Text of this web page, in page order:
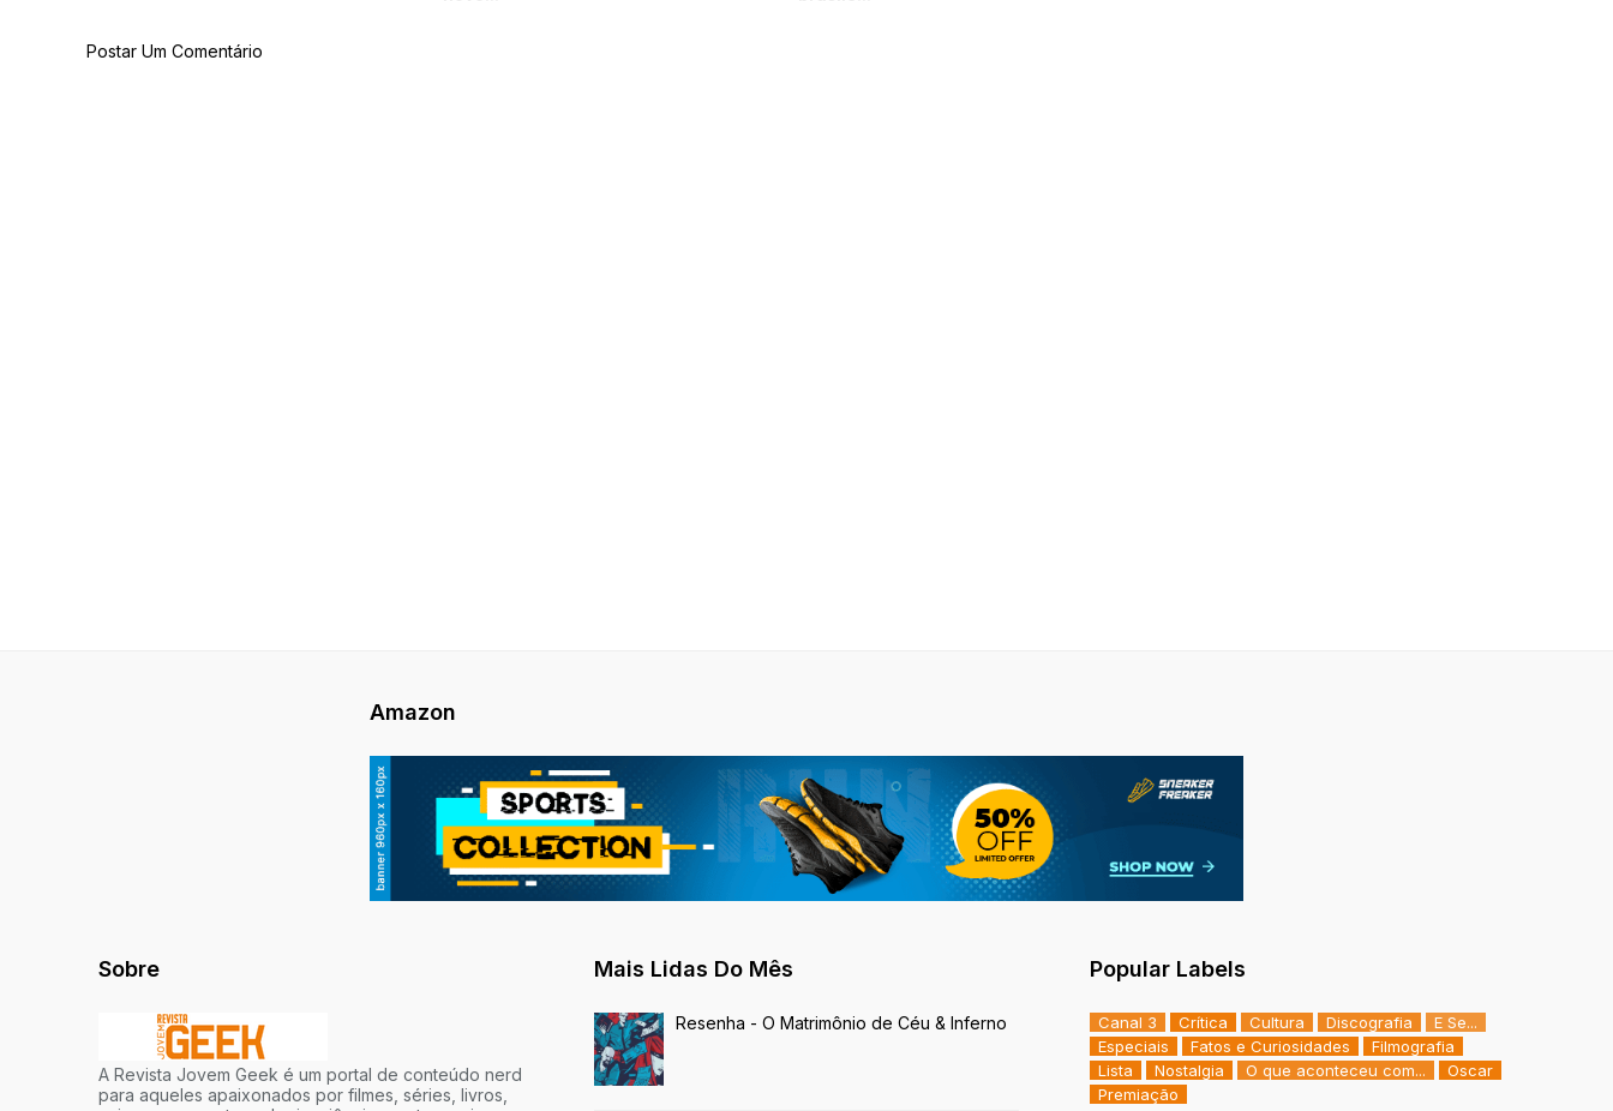
Postar Um Comentário
Amazon
Sobre
A Revista Jovem Geek é um portal de conteúdo nerd
para aqueles apaixonados por filmes, séries, livros,
Mais Lidas Do Mês
Resenha - O Matrimônio de Céu & Inferno
Popular Labels
Canal 3 Crítica Cultura Discografia
E Se...
Especiais
Fatos e Curiosidades
Filmografia
Lista
Nostalgia O que aconteceu com...
Oscar
Premiação